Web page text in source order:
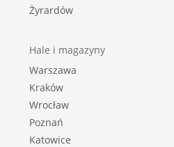
Żyrardów
Hale i magazyny
Warszawa
Kraków
Wrocław
Poznań
Katowice